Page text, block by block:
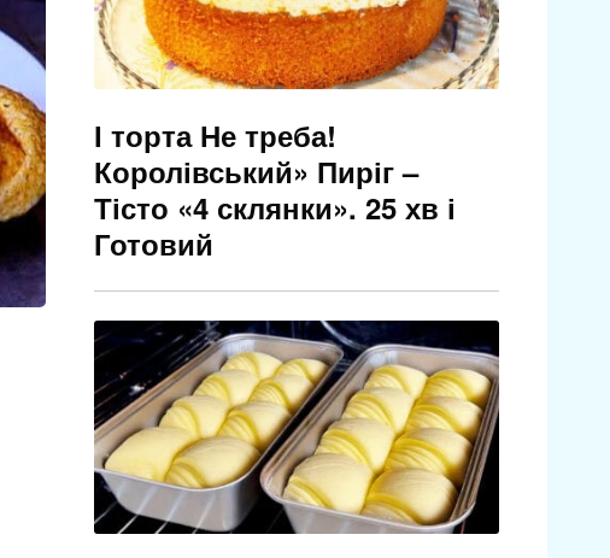
І торта Не треба!
Королівський» Пиріг –
Тісто «4 склянки». 25 хв і
Готовий